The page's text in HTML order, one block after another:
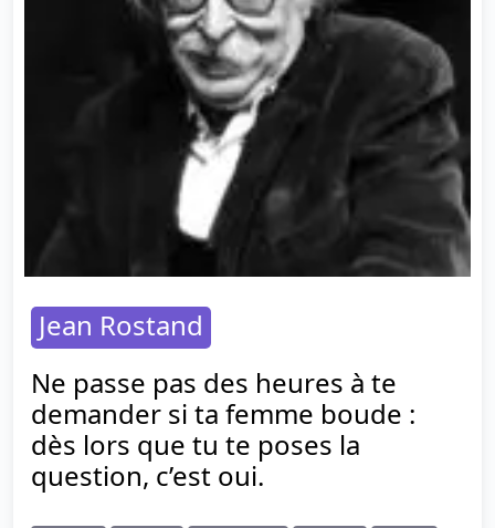
Jean Rostand
Ne passe pas des heures à te
demander si ta femme boude :
dès lors que tu te poses la
question, c’est oui.